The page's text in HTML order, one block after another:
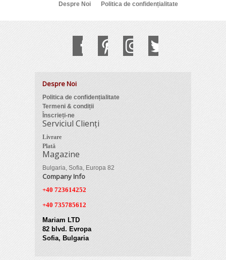
Despre Noi Politica de confidențialitate
Despre Noi
Politica de confidențialitate
Termeni & condiții
Înscrieți-ne
Serviciul Clienți
Livrare
Plată
Magazine
Bulgaria, Sofia, Europa 82
Company Info
+40 723614252
+40 735785612
Mariam LTD
82 blvd. Evropa
Sofia, Bulgaria